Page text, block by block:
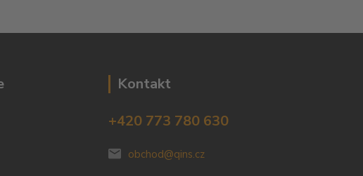
Kontakt
+420 773 780 630
obchod@qins.cz